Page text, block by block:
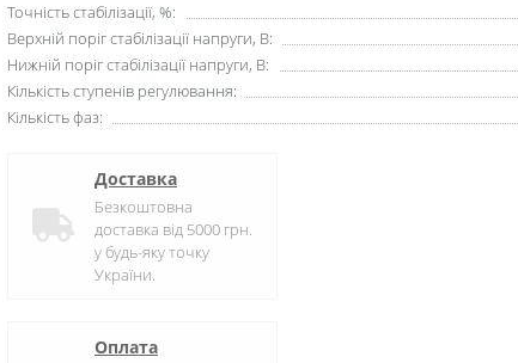
Точність стабілізації, %:
Верхній поріг стабілізації напруги, В:
Нижній поріг стабілізації напруги, В:
Кількість ступенів регулювання:
Кількість фаз:
Доставка
Безкоштовна
доставка від 5000 грн.
у будь-яку точку
України.
Оплата